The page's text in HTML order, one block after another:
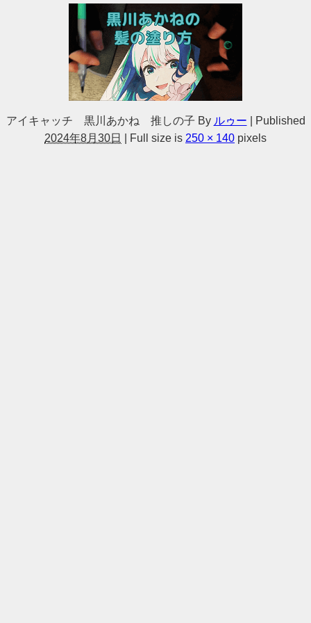
アイキャッチ 黒川あかね 推しの子 By ルゥー
Published
2024年8月30日
Full size is 250 × 140 pixels